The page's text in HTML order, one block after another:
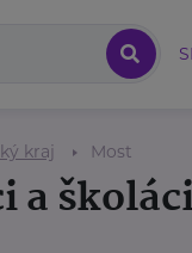
kraj Most
a